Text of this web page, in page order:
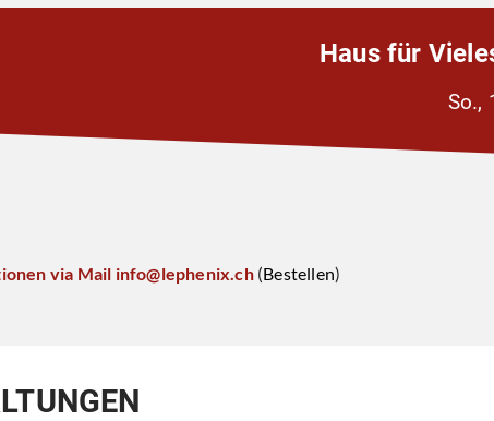
Haus für
So.,
via Mail info@lephenix.ch(Bestellen)